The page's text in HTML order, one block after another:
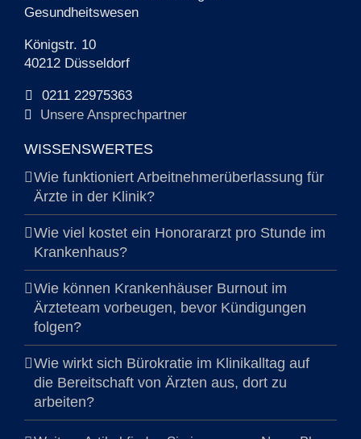
Gesundheitswesen
Königstr. 10
40212 Düsseldorf
0211 22975363
Unsere Ansprechpartner
WISSENSWERTES
Wie funktioniert Arbeitnehmerüberlassung für
Ärzte in der Klinik?
Wie viel kostet ein Honorararzt pro Stunde im
Krankenhaus?
Wie können Krankenhäuser Burnout im
Ärzteteam vorbeugen, bevor Kündigungen
folgen?
Wie wirkt sich Bürokratie im Klinikalltag auf
die Bereitschaft von Ärzten aus, dort zu
arbeiten?